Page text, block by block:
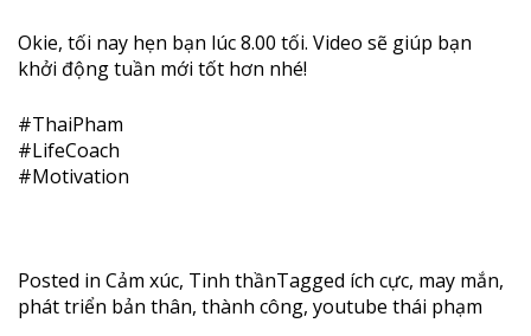
Okie, tối nay hẹn bạn lúc 8.00 tối. Video sẽ giúp bạn
khởi động tuần mới tốt hơn nhé!
#ThaiPham
#LifeCoach
#Motivation
Posted in Cảm xúc, Tinh thầnTagged ích cực, may mắn,
phát triển bản thân, thành công, youtube thái phạm